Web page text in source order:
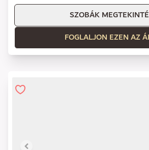
SZOBÁK
FOGLALJON EZEN AZ